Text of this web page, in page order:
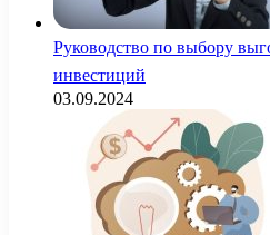
Руководство по выбору
инвестиций
03.09.2024